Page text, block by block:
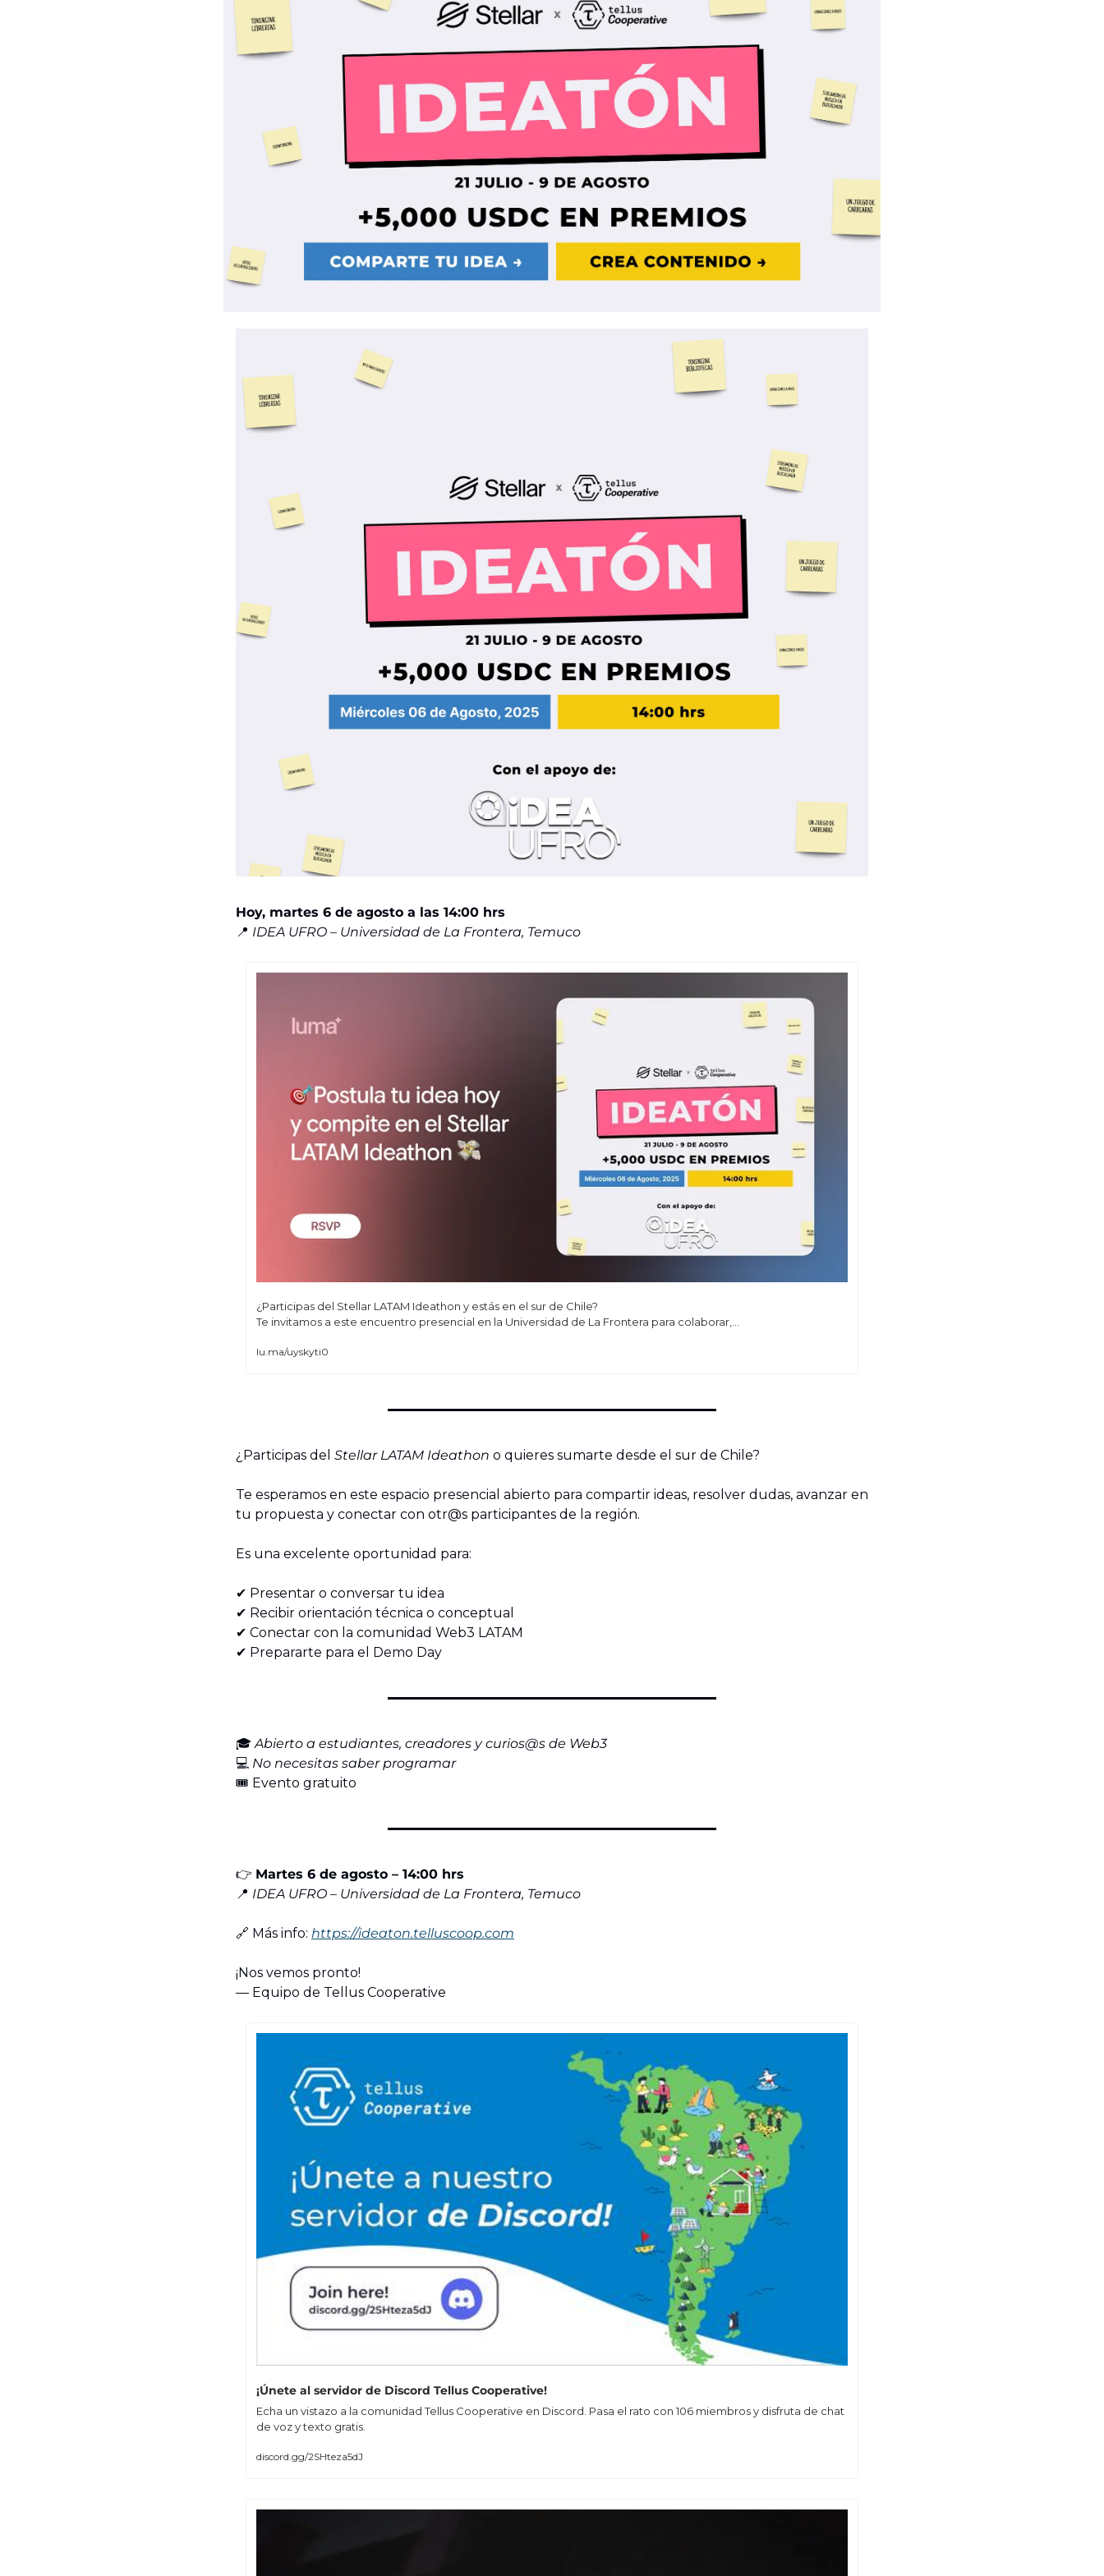
Hoy, martes 6 de agosto a las 14:00 hrs
📍 IDEA UFRO – Universidad de La Frontera, Temuco
¿Participas del Stellar LATAM Ideathon y estás en el sur de Chile?
Te invitamos a este encuentro presencial en la Universidad de La Frontera para colaborar,…
lu.ma/uyskyti0
¿Participas del Stellar LATAM Ideathon o quieres sumarte desde el sur de Chile?
Te esperamos en este espacio presencial abierto para compartir ideas, resolver dudas, avanzar en
tu propuesta y conectar con otr@s participantes de la región.
Es una excelente oportunidad para:
✔️ Presentar o conversar tu idea
✔️ Recibir orientación técnica o conceptual
✔️ Conectar con la comunidad Web3 LATAM
✔️ Prepararte para el Demo Day
🎓 Abierto a estudiantes, creadores y curios@s de Web3
💻 No necesitas saber programar
🎟️ Evento gratuito
👉 Martes 6 de agosto – 14:00 hrs
📍 IDEA UFRO – Universidad de La Frontera, Temuco
🔗 Más info: https://ideaton.telluscoop.com
¡Nos vemos pronto!
— Equipo de Tellus Cooperative
¡Únete al servidor de Discord Tellus Cooperative!
Echa un vistazo a la comunidad Tellus Cooperative en Discord. Pasa el rato con 106 miembros y disfruta de chat
de voz y texto gratis.
discord.gg/2SHteza5dJ